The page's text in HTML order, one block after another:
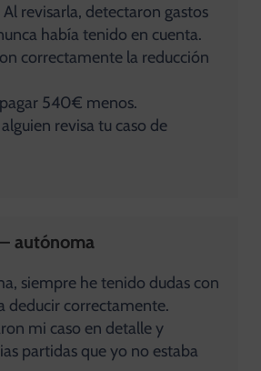
revisarla, detectaron gastos
había tenido en cuenta.
correctamente la reducción
540€ menos.
revisa tu caso de
autónoma
siempre he tenido dudas con
deducir correctamente.
mi caso en detalle y
partidas que yo no estaba